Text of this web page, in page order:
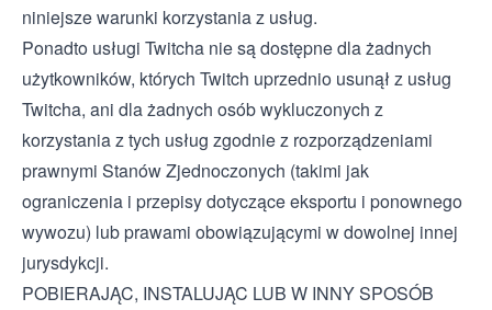
niniejsze warunki korzystania z usług.
Ponadto usługi Twitcha nie są dostępne dla żadnych
użytkowników, których Twitch uprzednio usunął z usług
Twitcha, ani dla żadnych osób wykluczonych z
korzystania z tych usług zgodnie z rozporządzeniami
prawnymi Stanów Zjednoczonych (takimi jak
ograniczenia i przepisy dotyczące eksportu i ponownego
wywozu) lub prawami obowiązującymi w dowolnej innej
jurysdykcji.
POBIERAJĄC, INSTALUJĄC LUB W INNY SPOSÓB